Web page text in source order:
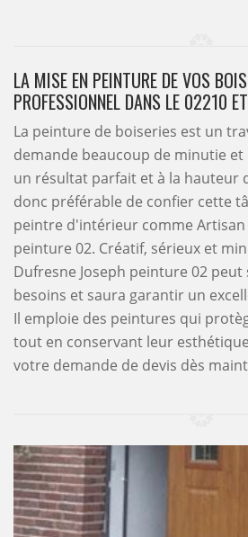
LA MISE EN PEINTURE DE VOS
PROFESSIONNEL DANS LE 02210
La peinture de boiseries est un
demande beaucoup de minutie
un résultat parfait et à la hauteur
donc préférable de confier cette
peintre d'intérieur comme Artisan
peinture 02. Créatif, sérieux et
Dufresne Joseph peinture 02 peut
besoins et saura garantir un
Il emploie des peintures qui
tout en conservant leur
votre demande de devis dès